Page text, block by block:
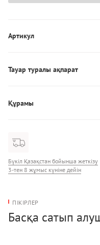
Артикул
Тауар туралы ақпарат
Құрамы
Бүкіл Қазақстан бойынша жеткізу
3-тен 8 жұмыс күніне дейін
ПІКІРЛЕР
Басқа сатып